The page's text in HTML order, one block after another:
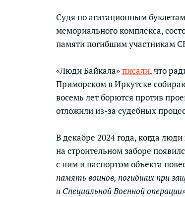
Судя по агитационным
мемориального комплекса,
памяти погибшим участникам
«Люди Байкала»писали, что
Приморском в Иркутске
восемь лет борются против
отложили из-за судебных
В декабре 2024 года, когда
на строительном заборе
с ним и паспортом объекта
память воинов, погибших при
и Специальной Военной